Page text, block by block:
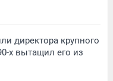
директора крупного
х вытащил его из